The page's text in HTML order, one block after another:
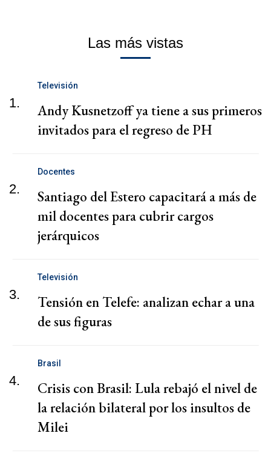
Las más vistas
1.
Televisión
Andy Kusnetzoff ya tiene a sus primeros
invitados para el regreso de PH
2.
Docentes
Santiago del Estero capacitará a más de
mil docentes para cubrir cargos
jerárquicos
3.
Televisión
Tensión en Telefe: analizan echar a una
de sus figuras
4.
Brasil
Crisis con Brasil: Lula rebajó el nivel de
la relación bilateral por los insultos de
Milei